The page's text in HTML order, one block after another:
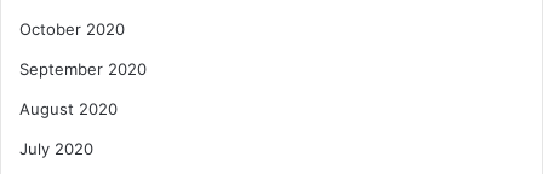
October 2020
September 2020
August 2020
July 2020